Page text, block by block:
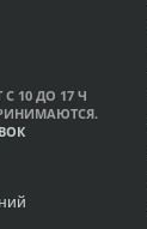
10 ДО 17 Ч